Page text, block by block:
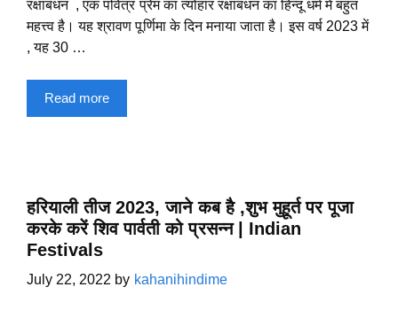
रक्षाबंधन , एक पवित्र प्रेम का त्योहार रक्षाबंधन का हिन्दू धर्म में बहुत
महत्त्व है। यह श्रावण पूर्णिमा के दिन मनाया जाता है। इस वर्ष 2023 में
, यह 30 …
Read more
हरियाली तीज 2023, जाने कब है ,शुभ मुहूर्त पर पूजा
करके करें शिव पार्वती को प्रसन्न | Indian
Festivals
July 22, 2022 by kahanihindime